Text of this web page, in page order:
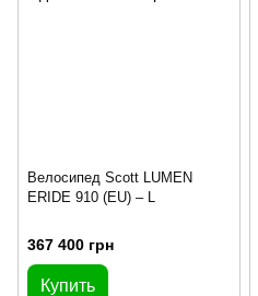
Велосипед Scott LUMEN
ERIDE 910 (EU) – L
367 400 грн
Купить